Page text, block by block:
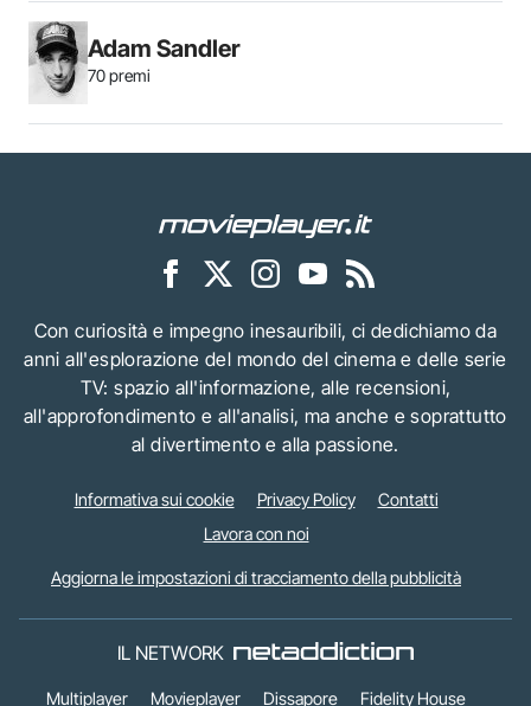
Adam Sandler
70 premi
Con curiosità e impegno inesauribili, ci dedichiamo da
anni all'esplorazione del mondo del cinema e delle serie
TV: spazio all'informazione, alle recensioni,
all'approfondimento e all'analisi, ma anche e soprattutto
al divertimento e alla passione.
Informativa sui cookie Privacy Policy
Contatti
Lavora con noi
Aggiorna le impostazioni di tracciamento della pubblicità
IL NETWORK
Multiplayer Movieplayer Dissapore Fidelity House